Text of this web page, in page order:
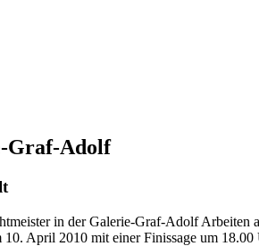
Graf-Adolf
in der Galerie-Graf-Adolf Arbeiten
April 2010 mit einer Finissage um 18.00